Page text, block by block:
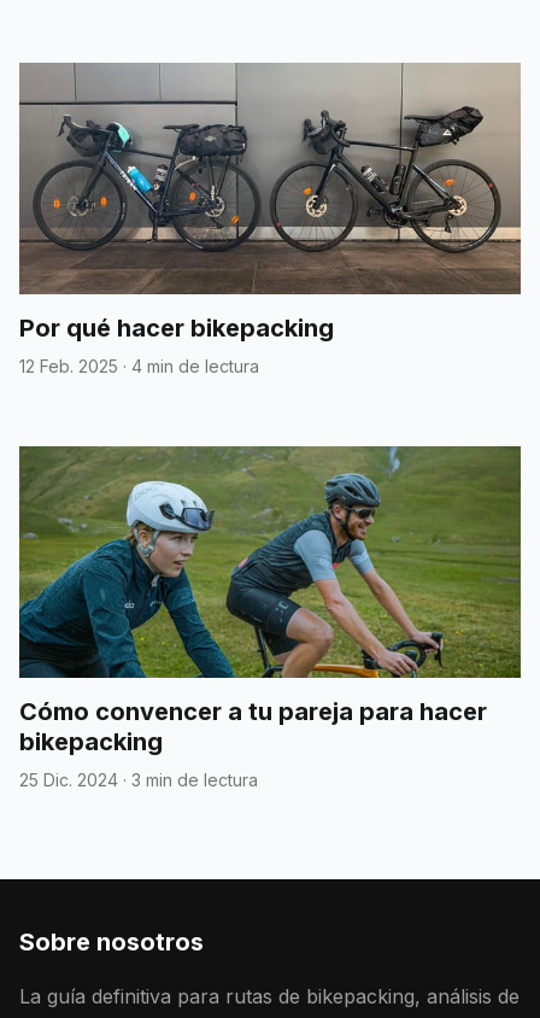
Por qué hacer bikepacking
12 Feb. 2025 · 4 min de lectura
Cómo convencer a tu pareja para hacer
bikepacking
25 Dic. 2024 · 3 min de lectura
Sobre nosotros
La guía definitiva para rutas de bikepacking, análisis de